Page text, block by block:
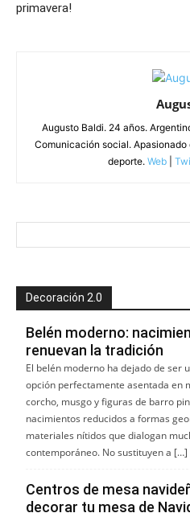
primavera!
Augusto Baldi. 24 años.
Comunicación social.
deporte. Web
Decoración 2.0
Belén moderno:
renuevan la tradición
El belén moderno ha dejado de ser
opción perfectamente asentada en
corcho, musgo y figuras de barro
nacimientos reducidos a formas
materiales nítidos que dialogan
contemporáneo. No sustituyen a […]
Centros de mesa
decorar tu mesa de